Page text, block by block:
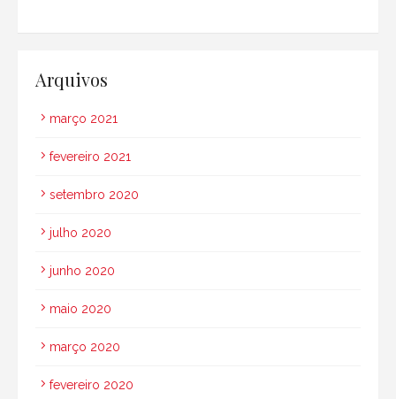
Arquivos
março 2021
fevereiro 2021
setembro 2020
julho 2020
junho 2020
maio 2020
março 2020
fevereiro 2020